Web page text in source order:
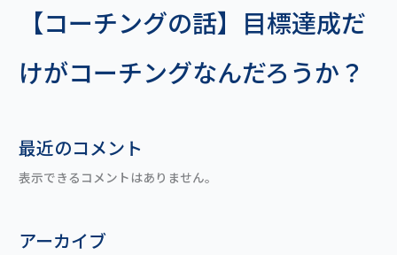
【コーチングの話】目標達成だ
けがコーチングなんだろうか？
最近のコメント
表示できるコメントはありません。
アーカイブ